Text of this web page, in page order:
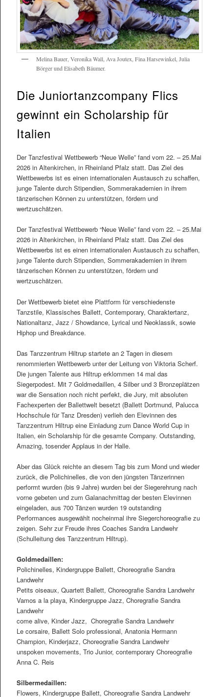
Melina Bauer, Veronika Wall, Ava Joutex, Fina Harsewinkel, Julia
Börger und Elisabeth Bäumer.
Die Juniortanzcompany Flics
gewinnt ein Scholarship für
Italien
Der Tanzfestival Wettbewerb “Neue Welle” fand vom 22. – 25.Mai
2026 in Altenkirchen, in Rheinland Pfalz statt. Das Ziel des
Wettbewerbs ist es einen internationalen Austausch zu schaffen,
junge Talente durch Stipendien, Sommerakademien in ihrem
tänzerischen Können zu unterstützen, fördern und
wertzuschätzen.
Der Tanzfestival Wettbewerb “Neue Welle” fand vom 22. – 25.Mai
2026 in Altenkirchen, in Rheinland Pfalz statt. Das Ziel des
Wettbewerbs ist es einen internationalen Austausch zu schaffen,
junge Talente durch Stipendien, Sommerakademien in ihrem
tänzerischen Können zu unterstützen, fördern und
wertzuschätzen.
Der Wettbewerb bietet eine Plattform für verschiedenste
Tanzstile, Klassisches Ballett, Contemporary, Charaktertanz,
Nationaltanz, Jazz / Showdance, Lyrical und Neoklassik, sowie
Hiphop und Breakdance.
Das Tanzzentrum Hiltrup startete an 2 Tagen in diesem
renommierten Wettbewerb unter der Leitung von Viktoria Scherf.
Die jungen Talente aus Hiltrup erklommen 14 mal das
Siegerpodest. Mit 7 Goldmedaillen, 4 Silber und 3 Bronzeplätzen
war die Sensation noch nicht perfekt, die Jury, mit absoluten
Fachexperten der Ballettwelt besetzt (Ballett Dortmund, Palucca
Hochschule für Tanz Dresden) verlieh den Elevinnen des
Tanzzentrum Hiltrup eine Einladung zum Dance World Cup in
Italien, ein Scholarship für die gesamte Company. Outstanding,
Amazing, tosender Applaus in der Halle.
Aber das Glück reichte an diesem Tag bis zum Mond und wieder
zurück, die Polichinelles, die von den jüngsten Tänzerinnen
performt wurden (bis 9 Jahre) wurden bei der Siegerehrung nach
vorne gebeten und zum Galanachmittag der besten Elevinnen
eingeladen, aus 700 Tänzen wurden 19 outstanding
Performances ausgewählt nocheinmal ihre Siegerchoreograﬁe zu
zeigen. Sehr zur Freude ihres Coaches Sandra Landwehr
(Schulleitung des Tanzzentrum Hiltrup).
Goldmedaillen:
Polichinelles, Kindergruppe Ballett, Choreograﬁe Sandra
Landwehr
Petits oiseaux, Quartett Ballett, Choreograﬁe Sandra Landwehr
Vamos a la playa, Kindergruppe Jazz, Choregraﬁe Sandra
Landwehr
come alive, Kinder Jazz, Choregraﬁe Sandra Landwehr
Le corsaire, Ballett Solo professional, Anatonia Hermann
Champion, Kinderjazz, Choreograﬁe Sandra Landwehr
unspoken movements, Trio Junior, contemporary Choreograﬁe
Anna C. Reis
Silbermedaillen:
Flowers, Kindergruppe Ballett, Choreograﬁe Sandra Landwehr